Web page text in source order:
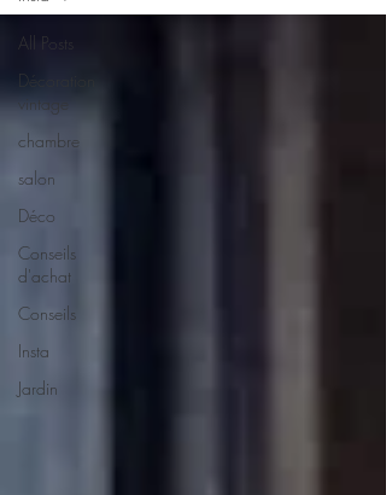
All Posts
Décoration
vintage
chambre
salon
Déco
Conseils
d'achat
Conseils
Insta
Jardin